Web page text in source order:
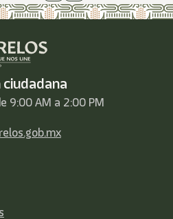
9:00 AM a 2:00 PM